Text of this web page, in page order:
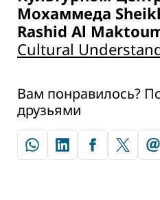
Мохаммеда
Rashid Al
Cultural
Вам понравилось?
друзьями